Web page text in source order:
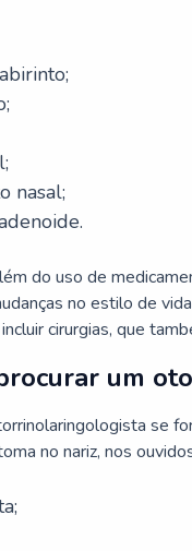
nasal;
do uso de
no estilo de
cirurgias, que
um
se
no nariz, nos